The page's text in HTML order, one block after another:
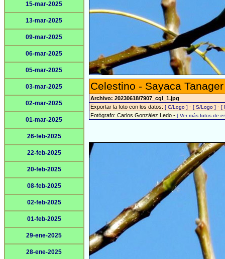
15-mar-2025
13-mar-2025
09-mar-2025
06-mar-2025
05-mar-2025
03-mar-2025
02-mar-2025
01-mar-2025
26-feb-2025
22-feb-2025
20-feb-2025
08-feb-2025
02-feb-2025
01-feb-2025
29-ene-2025
28-ene-2025
Celestino - Sayaca
Archivo: 20230618/7907_cgl_1.jpg
Exportar la foto con los datos: [ C/Logo ] - [ S/Logo ] - [
Fotógrafo: Carlos González Ledo - [ Ver más fotos de